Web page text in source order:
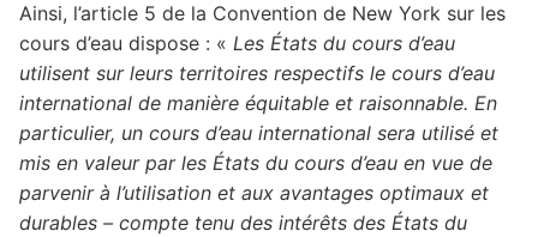
Ainsi, l’article 5 de la Convention de New York sur les
cours d’eau dispose : « Les États du cours d’eau
utilisent sur leurs territoires respectifs le cours d’eau
international de manière équitable et raisonnable. En
particulier, un cours d’eau international sera utilisé et
mis en valeur par les États du cours d’eau en vue de
parvenir à l’utilisation et aux avantages optimaux et
durables – compte tenu des intérêts des États du